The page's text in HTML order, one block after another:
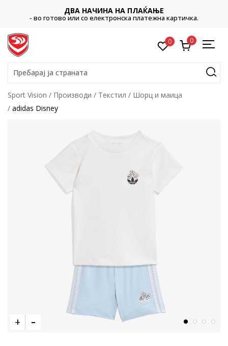
ДВА НАЧИНА НА ПЛАЌАЊЕ
- во готово или со електронска платежна картичка.
0 0
Пребарај ја страната
Sport Vision Производи Текстил
Шорц и маица
adidas Disney